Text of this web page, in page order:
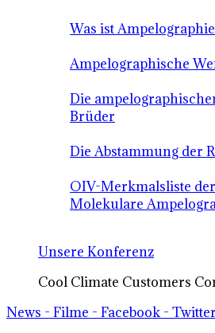
Was ist
Ampelographische
Die
Brüder
Die Abstammung der
OIV-Merkmalsliste
Molekulare
Unsere Konferenz
Cool Climate Customers
News - Filme - Facebook - Twitter